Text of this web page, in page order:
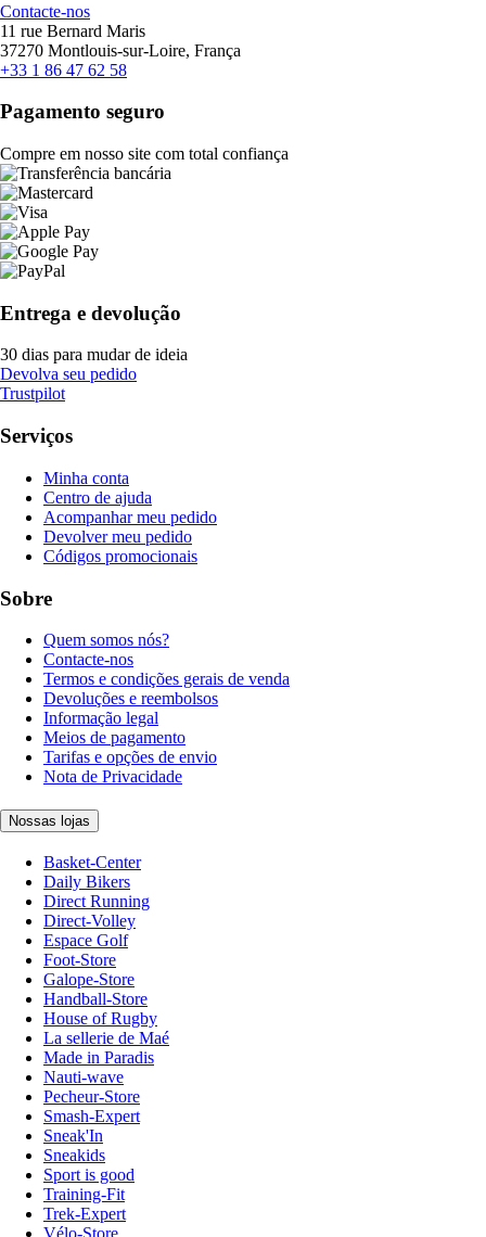
Contacte-nos
11 rue Bernard Maris
37270 Montlouis-sur-Loire, França
+33 1 86 47 62 58
Pagamento seguro
Compre em nosso site com total confiança
Entrega e devolução
30 dias para mudar de ideia
Devolva seu pedido
Trustpilot
Serviços
Minha conta
Centro de ajuda
Acompanhar meu pedido
Devolver meu pedido
Códigos promocionais
Sobre
Quem somos nós?
Contacte-nos
Termos e condições gerais de venda
Devoluções e reembolsos
Informação legal
Meios de pagamento
Tarifas e opções de envio
Nota de Privacidade
Nossas lojas
Basket-Center
Daily Bikers
Direct Running
Direct-Volley
Espace Golf
Foot-Store
Galope-Store
Handball-Store
House of Rugby
La sellerie de Maé
Made in Paradis
Nauti-wave
Pecheur-Store
Smash-Expert
Sneak'In
Sneakids
Sport is good
Training-Fit
Trek-Expert
Vélo-Store